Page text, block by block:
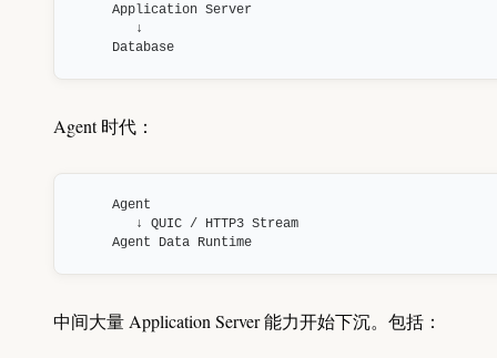
Application Server
   ↓
Database
Agent 时代：
Agent
   ↓ QUIC / HTTP3 Stream
Agent Data Runtime
中间大量 Application Server 能力开始下沉。包括：